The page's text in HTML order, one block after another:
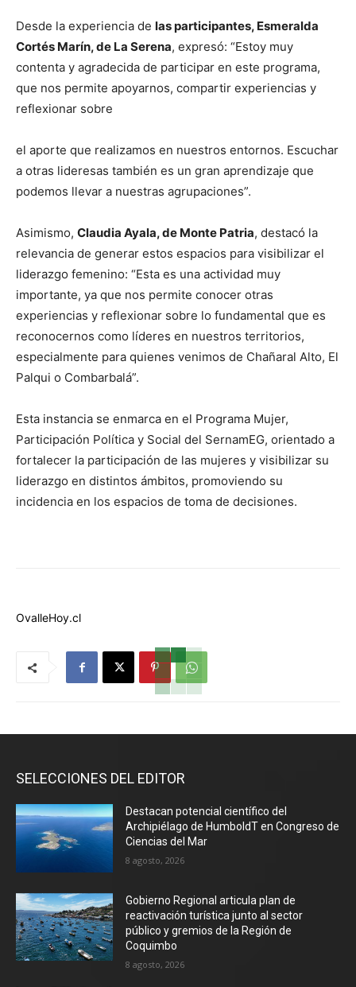
Desde la experiencia de las participantes, Esmeralda
Cortés Marín, de La Serena, expresó: “Estoy muy
contenta y agradecida de participar en este programa,
que nos permite apoyarnos, compartir experiencias y
reflexionar sobre
el aporte que realizamos en nuestros entornos. Escuchar
a otras lideresas también es un gran aprendizaje que
podemos llevar a nuestras agrupaciones”.
Asimismo, Claudia Ayala, de Monte Patria, destacó la
relevancia de generar estos espacios para visibilizar el
liderazgo femenino: “Esta es una actividad muy
importante, ya que nos permite conocer otras
experiencias y reflexionar sobre lo fundamental que es
reconocernos como líderes en nuestros territorios,
especialmente para quienes venimos de Chañaral Alto, El
Palqui o Combarbalá”.
Esta instancia se enmarca en el Programa Mujer,
Participación Política y Social del SernamEG, orientado a
fortalecer la participación de las mujeres y visibilizar su
liderazgo en distintos ámbitos, promoviendo su
incidencia en los espacios de toma de decisiones.
OvalleHoy.cl
SELECCIONES DEL EDITOR
Destacan potencial científico del
Archipiélago de HumboldT en Congreso de
Ciencias del Mar
8 agosto, 2026
Gobierno Regional articula plan de
reactivación turística junto al sector
público y gremios de la Región de
Coquimbo
8 agosto, 2026